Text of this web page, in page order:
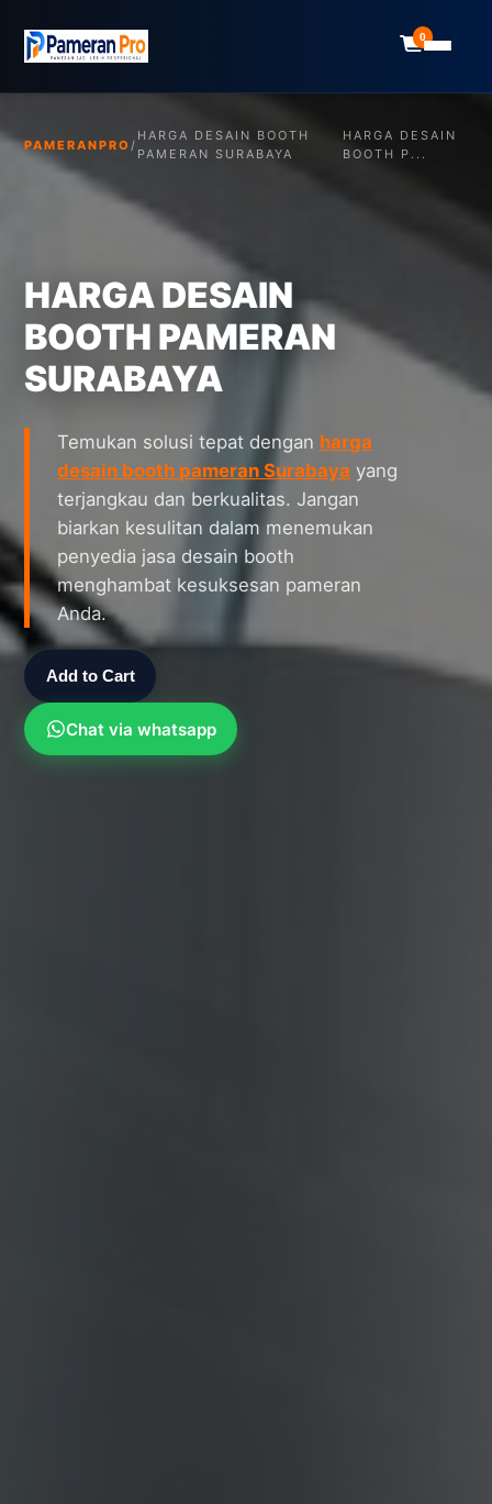
0
PAMERANPRO /
HARGA DESAIN BOOTH
PAMERAN SURABAYA
HARGA DESAIN
BOOTH P...
HARGA DESAIN
BOOTH PAMERAN
SURABAYA
Temukan solusi tepat dengan harga
desain booth pameran Surabaya yang
terjangkau dan berkualitas. Jangan
biarkan kesulitan dalam menemukan
penyedia jasa desain booth
menghambat kesuksesan pameran
Anda.
Add to Cart
Chat via whatsapp